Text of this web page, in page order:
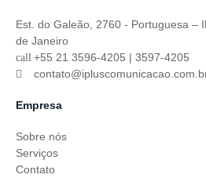
Est. do Galeão, 2760 - Portuguesa –
de Janeiro
+55 21 3596-4205 | 3597-4205
Empresa
Sobre nós
Serviços
Contato